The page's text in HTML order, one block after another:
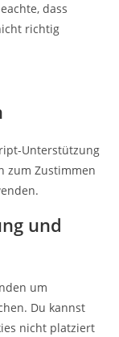
dass
richtig
Unterstützung
zum Zustimmen
und
um
Du kannst
nicht platziert